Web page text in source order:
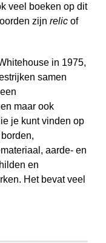
veel boeken op dit
zijn relic of
in 1975,
samen
maar ook
je kunt vinden op
aarde- en
en
Het bevat veel